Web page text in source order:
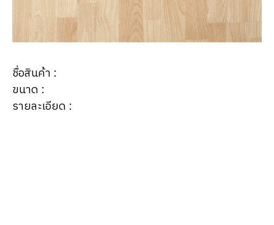
ชื่อสินค้า :
ขนาด :
รายละเอียด :